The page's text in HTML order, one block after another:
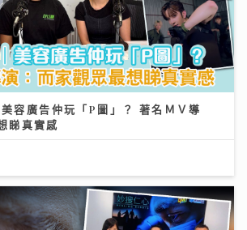
容廣告仲玩「P圖」？ 著名ＭＶ導
睇真實感